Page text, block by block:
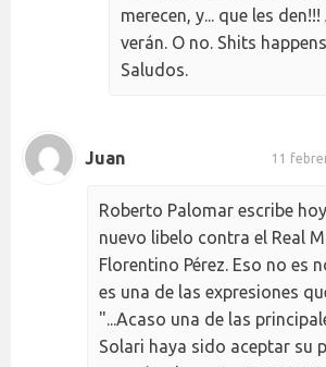
merecen, y... que les
verán. O no. Shits
Saludos.
Juan 11
Roberto Palomar escribe
nuevo libelo contra el Real
Florentino Pérez. Eso no es
es una de las expresiones
"...Acaso una de las
Solari haya sido aceptar su